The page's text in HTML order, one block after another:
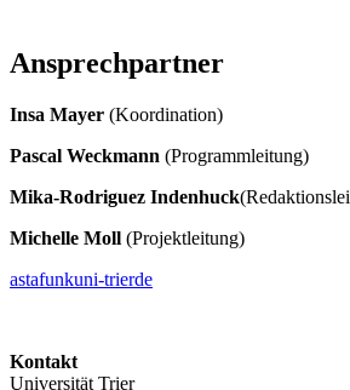
Ansprechpartner
Insa Mayer (Koordination)
Pascal Weckmann (Programmleitung)
Mika-Rodriguez Indenhuck
Michelle Moll (Projektleitung)
astafunkuni-trierde
Kontakt
Universität Trier